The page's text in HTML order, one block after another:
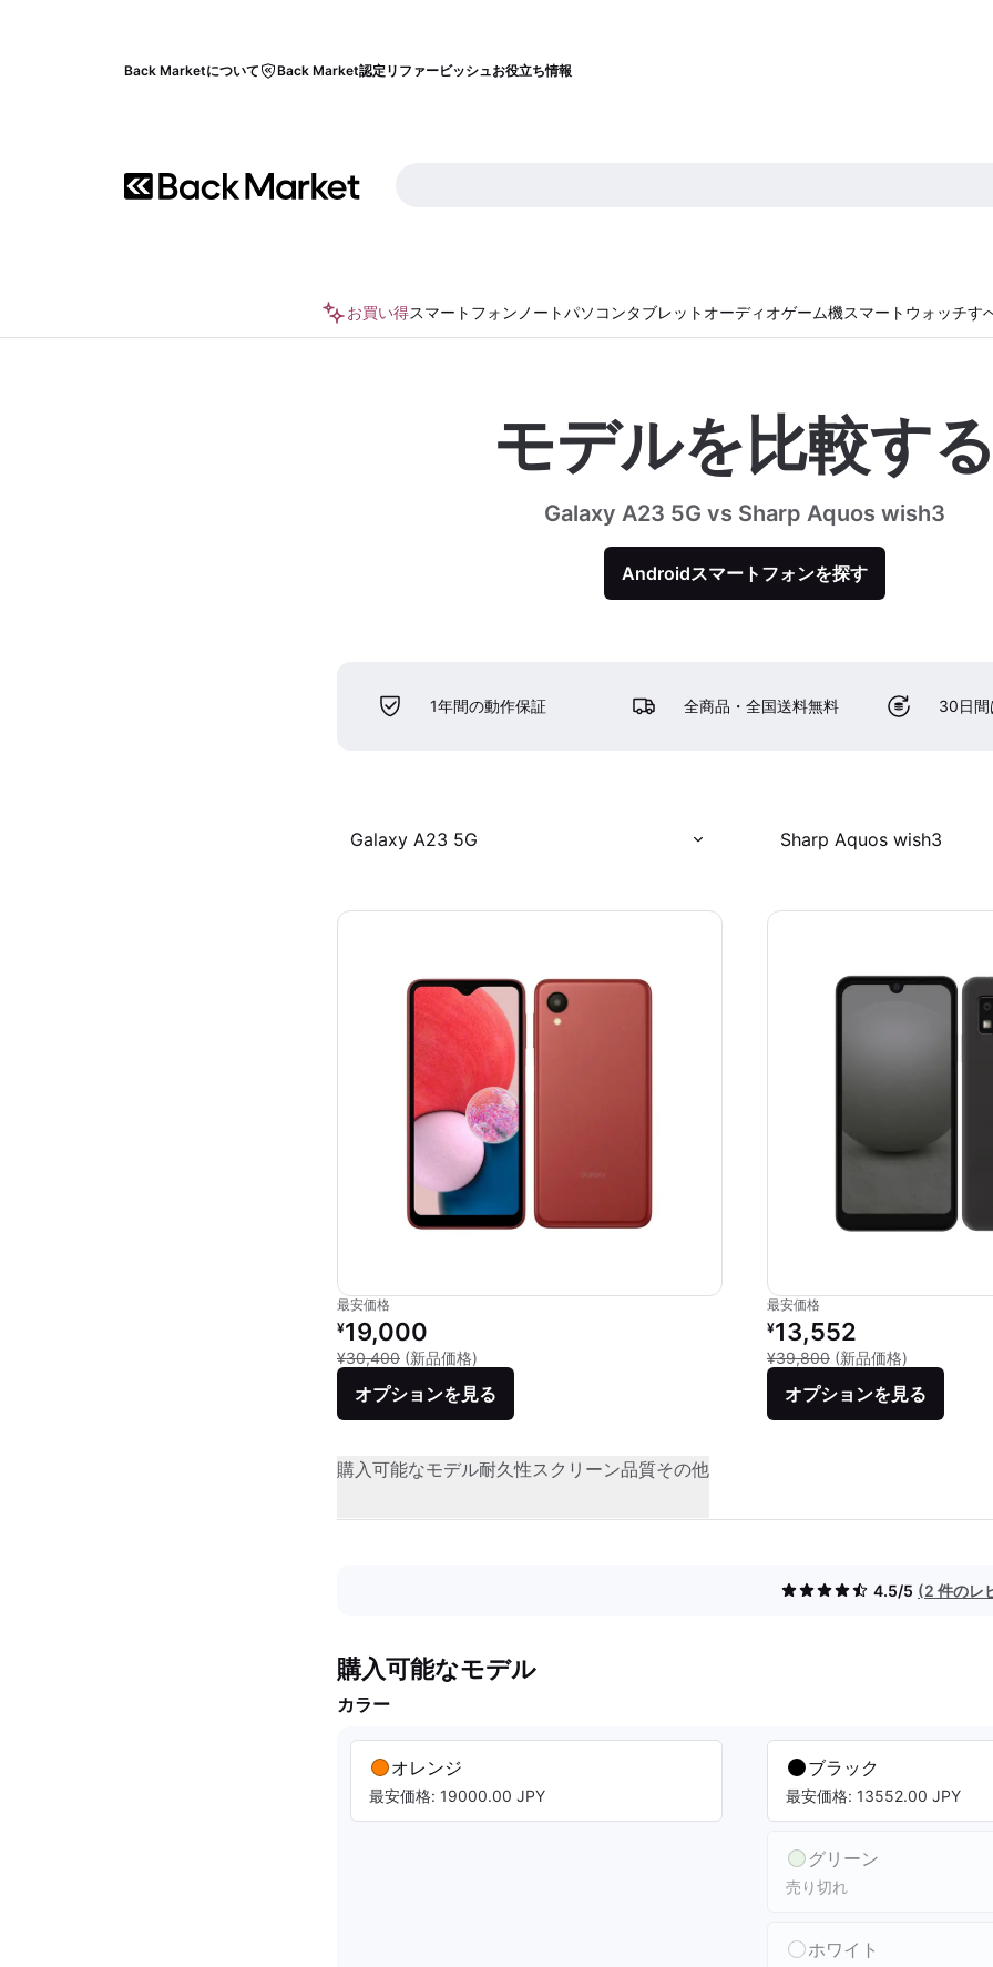
Back Marketについて Back Market認定リファービッシュお役立ち情報
お買い得スマートフォン ノートパソコンタブレット オーディオゲーム機スマートウォッチす
モデルを比較す
Galaxy A23 5G vs Sharp Aquos wish3
Androidスマートフォンを探す
1年間の動作保証 全商品・全国送料無料 30日間
Galaxy A23 5G Sharp Aquos wish3
最安価格
リファービッシュ品の価格：
¥19,000
¥30,400 (新品価格)
オプションを見る
最安価格
リファービッシュ品の価格：
¥13,552
¥39,800 (新品価格)
オプションを見る
購入可能なモデル耐久性スクリーン品質その他
4.5/5 (2 件のレ
購入可能なモデル
カラー
オレンジ
最安価格: 19000.00 JPY
ブラック
最安価格: 13552.00 JPY
グリーン
売り切れ
ホワイト